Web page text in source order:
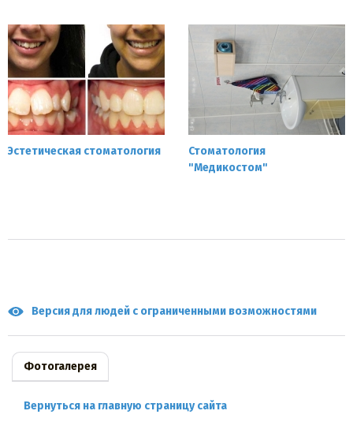
Эстетическая стоматология
Стоматология
"Медикостом"
Версия для людей с ограниченными возможностями
Фотогалерея
Вернуться на главную страницу сайта